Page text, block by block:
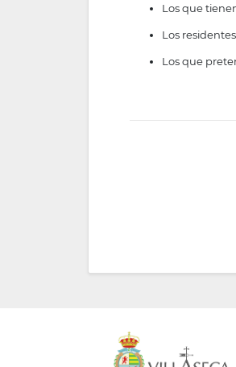
Los que
Los
Los que